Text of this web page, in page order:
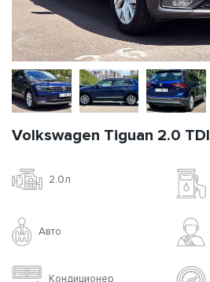
Volkswagen Tiguan 2.0 TDI
2.0л
Авто
Кондиционер